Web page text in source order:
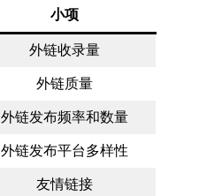
小项
外链收录量
外链质量
外链发布频率和数量
外链发布平台多样性
友情链接